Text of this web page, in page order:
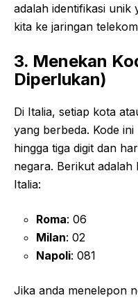
adalah identifikasi unik
kita ke jaringan
3. Menekan
Diperlukan)
Di Italia, setiap kota
yang berbeda. Kode
hingga tiga digit dan
negara. Berikut
Italia:
Roma: 06
Milan: 02
Napoli: 081
Jika anda menelepon